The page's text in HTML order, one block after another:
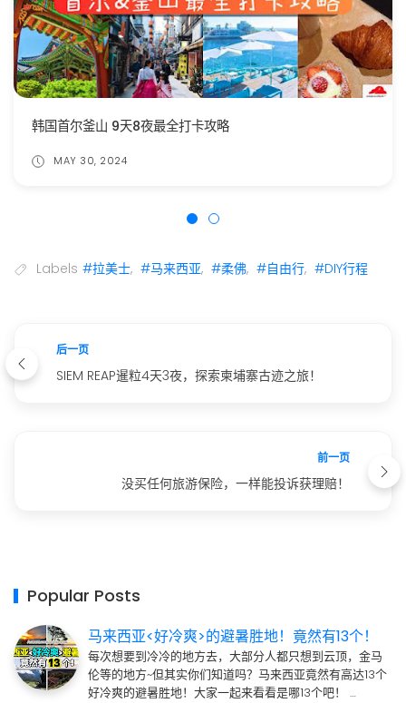
韩国首尔釜山 9天8夜最全打卡攻略
MAY 30, 2024
Labels #拉美士, #马来西亚, #柔佛, #自由行, #DIY行程
后一页
SIEM REAP暹粒4天3夜，探索柬埔寨古迹之旅！
前一页
没买任何旅游保险，一样能投诉获理赔！
Popular Posts
马来西亚<好冷爽>的避暑胜地！竟然有13个！
每次想要到冷冷的地方去，大部分人都只想到云顶，金马
伦等的地方~但其实你们知道吗？马来西亚竟然有高达13个
好冷爽的避暑胜地！大家一起来看看是哪13个吧！ …